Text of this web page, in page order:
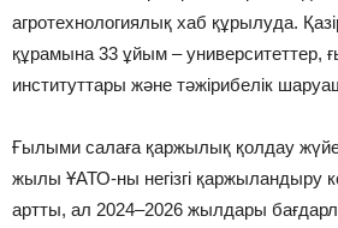
агротехнологиялық хаб құрылуда.
құрамына 33 ұйым – университеттер,
институттары және тәжірибелік
Ғылыми салаға қаржылық қолдау
жылы ҰАТО-ны негізгі қаржыландыру
артты, ал 2024–2026 жылдары